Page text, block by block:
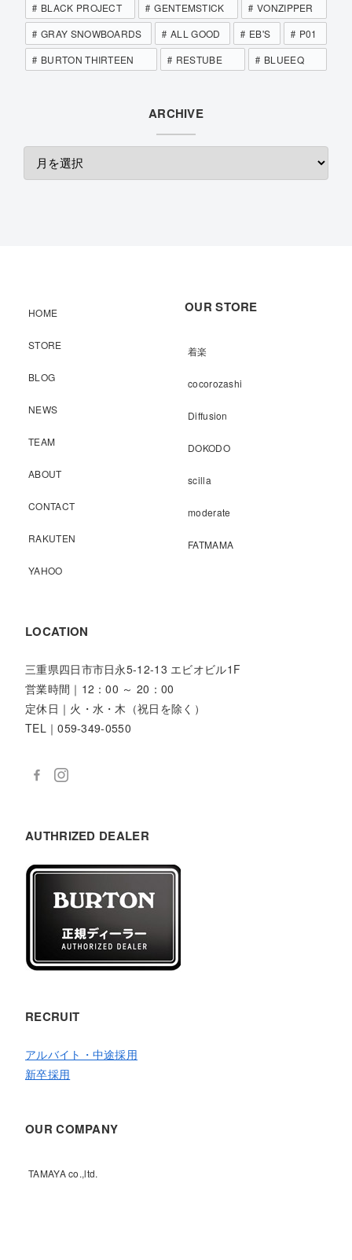
BLACK PROJECT
GENTEMSTICK
VONZIPPER
GRAY SNOWBOARDS
ALL GOOD EB'S
P01
BURTON THIRTEEN
RESTUBE BLUEEQ
ARCHIVE
HOME
STORE
BLOG
NEWS
TEAM
ABOUT
CONTACT
RAKUTEN
YAHOO
OUR STORE
着楽
cocorozashi
Diffusion
DOKODO
scilla
moderate
FATMAMA
LOCATION
三重県四日市市日永5-12-13 エビオビル1F
営業時間｜12：00 ～ 20：00
定休日｜火・水・木（祝日を除く）
TEL｜059-349-0550
AUTHRIZED DEALER
RECRUIT
アルバイト・中途採用
新卒採用
OUR COMPANY
TAMAYA co.,ltd.